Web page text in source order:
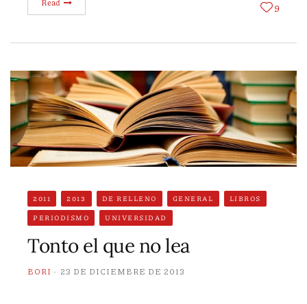
9
2011 2013 DE RELLENO GENERAL LIBROS
PERIODISMO UNIVERSIDAD
Tonto el que no lea
BORI 23 DE DICIEMBRE DE 2013